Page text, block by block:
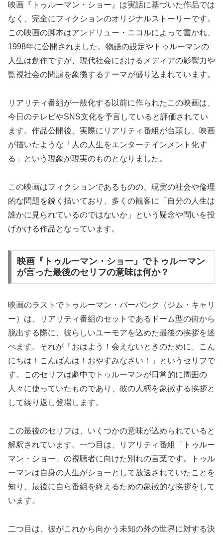
映画『トゥルーマン・ショー』は実話に基づいた作品では
なく、完全にフィクションのオリジナルストーリーです。
この映画の脚本はアンドリュー・ニコルによって書かれ、
1998年に公開されました。物語の設定やトゥルーマンの
人生は創作ですが、現代社会におけるメディアの影響力や
監視社会の問題を象徴するテーマが盛り込まれています。
リアリティ番組が一般化する以前に作られたこの映画は、
今日のテレビやSNS文化を予言していると評価されてい
ます。作品公開後、実際にリアリティ番組が台頭し、映画
が描いたような「人の人生をエンターテインメント化す
る」という現象が現実のものとなりました。
この映画はフィクションであるものの、現実の社会や倫理
的な問題を鋭く描いており、多くの観客に「自分の人生は
誰かに見られているのではないか」という疑念や問いを投
げかける作品となっています。
映画『トゥルーマン・ショー』でトゥルーマン
が言った最後のセリフの意味は何か？
映画のラストでトゥルーマン・バーバンク（ジム・キャリ
ー）は、リアリティ番組のセットであるドーム型の街から
脱出する際に、彼らしいユーモアを込めた最後の挨拶を述
べます。それが「おはよう！会えないときのために、こん
にちは！こんばんは！おやすみなさい！」というセリフで
す。このセリフは劇中でトゥルーマンが日常的に周囲の
人々に使っていたものであり、彼の人柄を象徴する挨拶と
して繰り返し登場します。
この最後のセリフは、いくつかの意味が込められていると
解釈されています。一つ目は、リアリティ番組「トゥルー
マン・ショー」の視聴者に向けた別れの言葉です。トゥル
ーマンは自身の人生がショーとして放送されていたことを
知り、最後に自ら番組を終えるための象徴的な挨拶をして
います。
二つ目は、彼がこれから向かう未知の外の世界に対する決